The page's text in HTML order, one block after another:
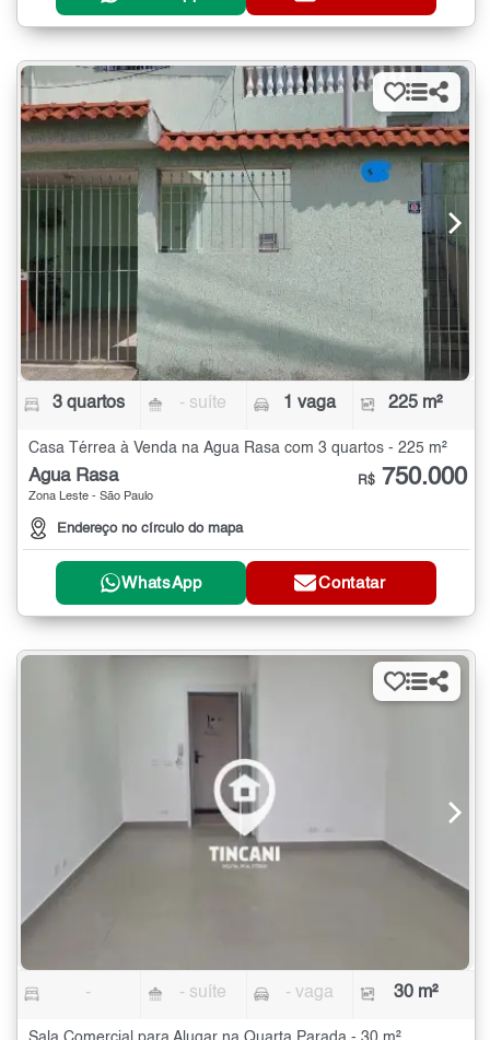
3 quartos - suíte 1 vaga 225 m²
Casa Térrea à Venda na Água Rasa com 3 quartos - 225 m²
Água Rasa
Zona Leste - São Paulo
Endereço no círculo do mapa
R$ 750.000
WhatsApp Contatar
- - suíte - vaga 30 m²